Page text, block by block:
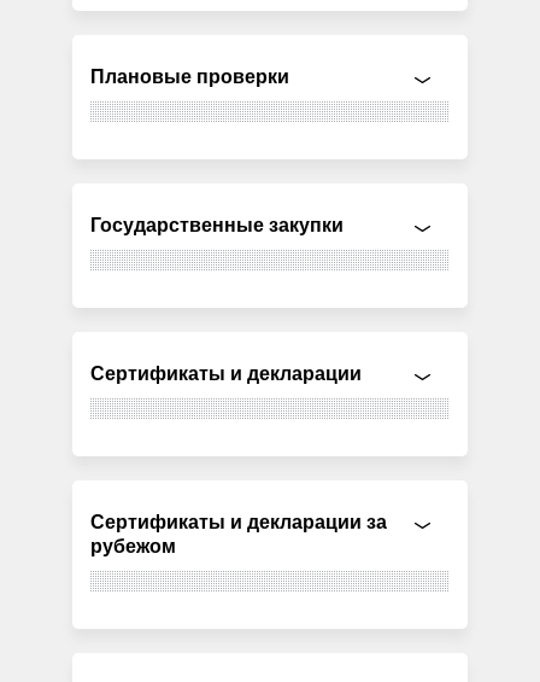
Плановые проверки
Государственные закупки
Сертификаты и декларации
Сертификаты и декларации за
рубежом